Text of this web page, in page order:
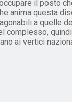
il posto
anima questa
a quelle
ai vertici